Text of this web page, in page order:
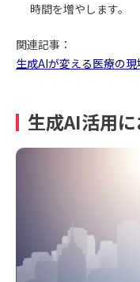
時間を増やします。
関連記事：
生成AIが変える医療の
生成AI活用